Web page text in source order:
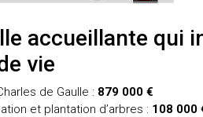
accueillante qui
vie
de Gaulle : 879 000 €
et plantation d’arbres : 108 000